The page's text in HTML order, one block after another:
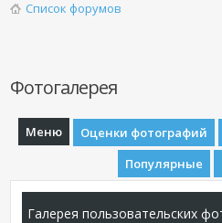
Список форумов
Фотогалерея
Меню Оценки фотографий
Популярные
Галерея пользовательских